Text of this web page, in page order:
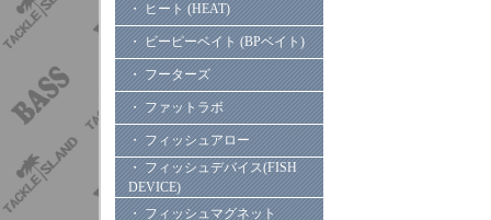
・ ヒート (HEAT)
・ ビーピーベイト (BPベイト)
・ フーターズ
・ ファットラボ
・ フィッシュアロー
・ フィッシュデバイス(FISH
DEVICE)
・ フィッシュマグネット